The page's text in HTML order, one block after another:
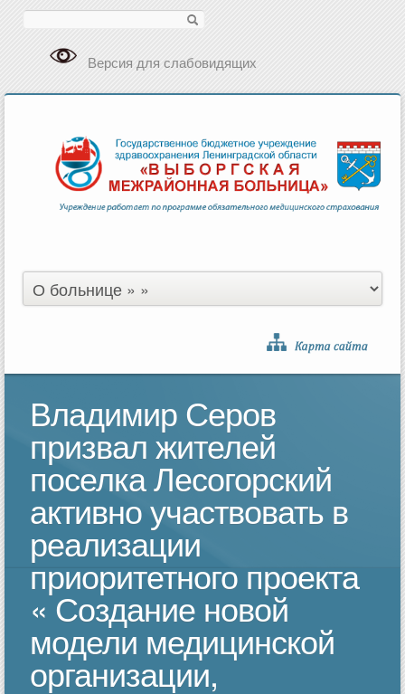
Версия для слабовидящих
Владимир Серов
призвал жителей
поселка Лесогорский
активно участвовать в
реализации
приоритетного проекта
« Создание новой
модели медицинской
организации,